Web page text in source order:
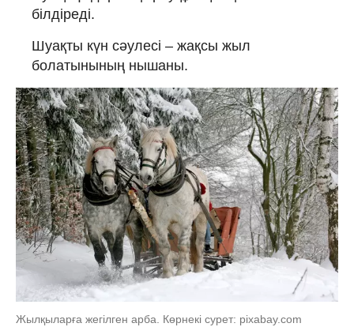
білдіреді.
Шуақты күн сәулесі – жақсы жыл
болатынының нышаны.
Жылқыларға жегілген арба. Көрнекі сурет: pixabay.com